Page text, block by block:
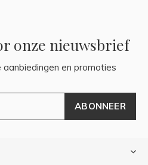
onze nieuwsbrief
en promoties
ABONNEER